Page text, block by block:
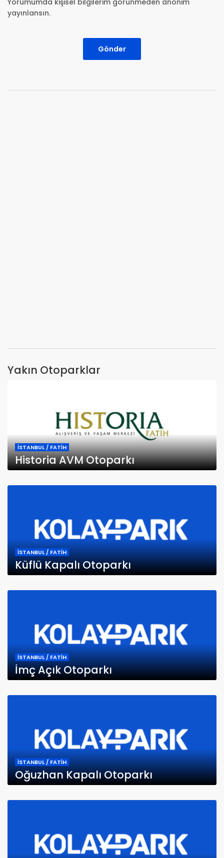
Yorumumda kişisel bilgilerim görünmeden anonim
yayınlansın.
Gönder
Yakın Otoparklar
İSTANBUL / FATİH
Historia AVM Otoparkı
İSTANBUL / FATİH
Küflü Kapalı Otoparkı
İSTANBUL / FATİH
İmç Açık Otoparkı
İSTANBUL / FATİH
Oğuzhan Kapalı Otoparkı